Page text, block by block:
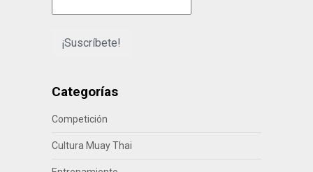
Categorías
Competición
Cultura Muay Thai